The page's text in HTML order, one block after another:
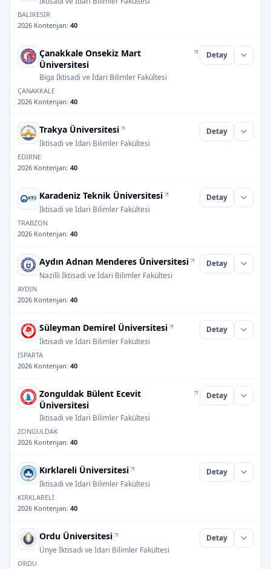
BALIKESİR
2026 Kontenjan: 40
Çanakkale Onsekiz Mart
Üniversitesi
Biga İktisadi ve İdari Bilimler Fakültesi
Detay
ÇANAKKALE
2026 Kontenjan: 40
Trakya Üniversitesi
İktisadi ve İdari Bilimler Fakültesi
Detay
EDİRNE
2026 Kontenjan: 40
Karadeniz Teknik Üniversitesi
İktisadi ve İdari Bilimler Fakültesi
Detay
TRABZON
2026 Kontenjan: 40
Aydın Adnan Menderes Üniversitesi
Nazilli İktisadi ve İdari Bilimler Fakültesi
Detay
AYDIN
2026 Kontenjan: 40
Süleyman Demirel Üniversitesi
İktisadi ve İdari Bilimler Fakültesi
Detay
ISPARTA
2026 Kontenjan: 40
Zonguldak Bülent Ecevit
Üniversitesi
İktisadi ve İdari Bilimler Fakültesi
Detay
ZONGULDAK
2026 Kontenjan: 40
Kırklareli Üniversitesi
İktisadi ve İdari Bilimler Fakültesi
Detay
KIRKLARELİ
2026 Kontenjan: 40
Ordu Üniversitesi
Ünye İktisadi ve İdari Bilimler Fakültesi
Detay
ORDU